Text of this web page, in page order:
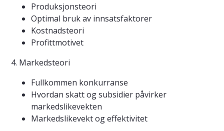
Produksjonsteori
Optimal bruk av innsatsfaktorer
Kostnadsteori
Profittmotivet
4. Markedsteori
Fullkommen konkurranse
Hvordan skatt og subsidier påvirker
markedslikevekten
Markedslikevekt og effektivitet